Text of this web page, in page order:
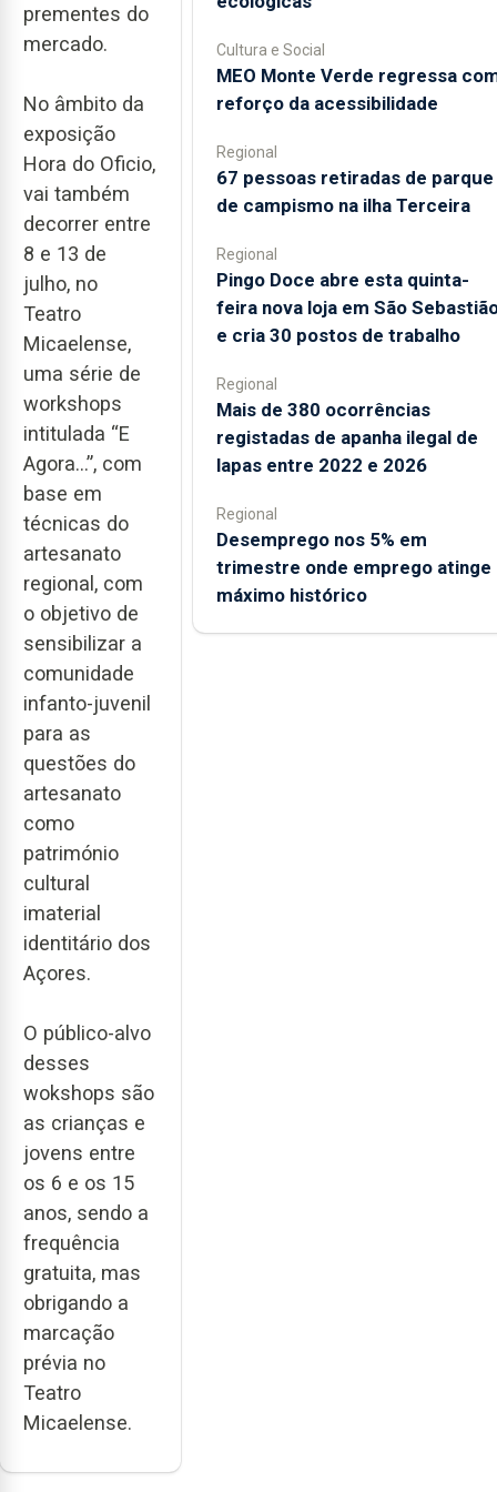
prementes do
mercado.
No âmbito da
exposição
Hora do Oficio,
vai também
decorrer entre
8 e 13 de
julho, no
Teatro
Micaelense,
uma série de
workshops
intitulada “E
Agora…”, com
base em
técnicas do
artesanato
regional, com
o objetivo de
sensibilizar a
comunidade
infanto-juvenil
para as
questões do
artesanato
como
património
cultural
imaterial
identitário dos
Açores.
O público-alvo
desses
wokshops são
as crianças e
jovens entre
os 6 e os 15
anos, sendo a
frequência
gratuita, mas
obrigando a
marcação
prévia no
Teatro
Micaelense.
Cultura e Social
MEO Monte Verde regressa
reforço da acessibilidade
Regional
67 pessoas retiradas de parque
de campismo na ilha Terceira
Regional
Pingo Doce abre esta quinta-
feira nova loja em São
e cria 30 postos de trabalho
Regional
Mais de 380 ocorrências
registadas de apanha ilegal de
lapas entre 2022 e 2026
Regional
Desemprego nos 5% em
trimestre onde emprego atinge
máximo histórico